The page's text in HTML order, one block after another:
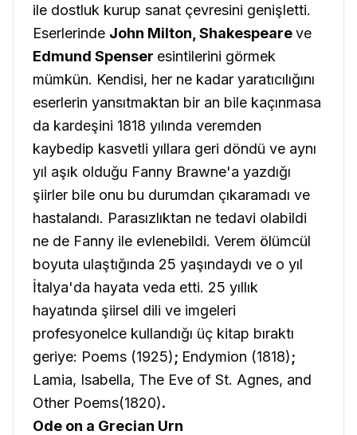
ile dostluk kurup sanat çevresini genişletti.
Eserlerinde John Milton, Shakespeareve
Edmund Spenser esintilerini görmek
mümkün. Kendisi, her ne kadar yaratıcılığını
eserlerin yansıtmaktan bir an bile kaçınmasa
da kardeşini 1818 yılında veremden
kaybedip kasvetli yıllara geri döndü ve aynı
yıl aşık olduğu Fanny Brawne'a yazdığı
şiirler bile onu bu durumdan çıkaramadı ve
hastalandı. Parasızlıktan ne tedavi olabildi
ne de Fanny ile evlenebildi. Verem ölümcül
boyuta ulaştığında 25 yaşındaydı ve o yıl
İtalya'da hayata veda etti. 25 yıllık
hayatında şiirsel dili ve imgeleri
profesyonelce kullandığı üç kitap bıraktı
geriye: Poems (1925); Endymion (1818);
Lamia, Isabella, The Eve of St. Agnes, and
Other Poems(1820).
Ode on a Grecian Urn